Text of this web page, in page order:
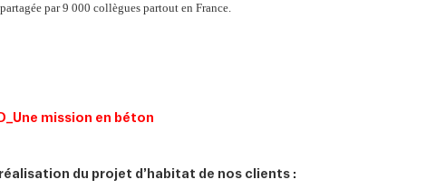
par 9 000 collègues partout en France.
du projet d’habitat de nos clients :